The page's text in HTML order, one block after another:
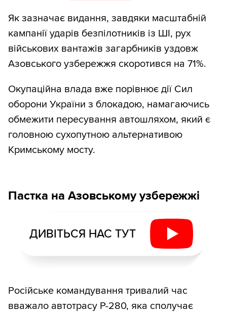
Як зазначає видання, завдяки масштабній
кампанії ударів безпілотників із ШІ, рух
військових вантажів загарбників уздовж
Азовського узбережжя скоротився на 71%.
Окупаційна влада вже порівнює дії Сил
оборони України з блокадою, намагаючись
обмежити пересування автошляхом, який є
головною сухопутною альтернативою
Кримському мосту.
Пастка на Азовському узбережжі
ДИВІТЬСЯ НАС ТУТ
Російське командування тривалий час
вважало автотрасу Р-280, яка сполучає